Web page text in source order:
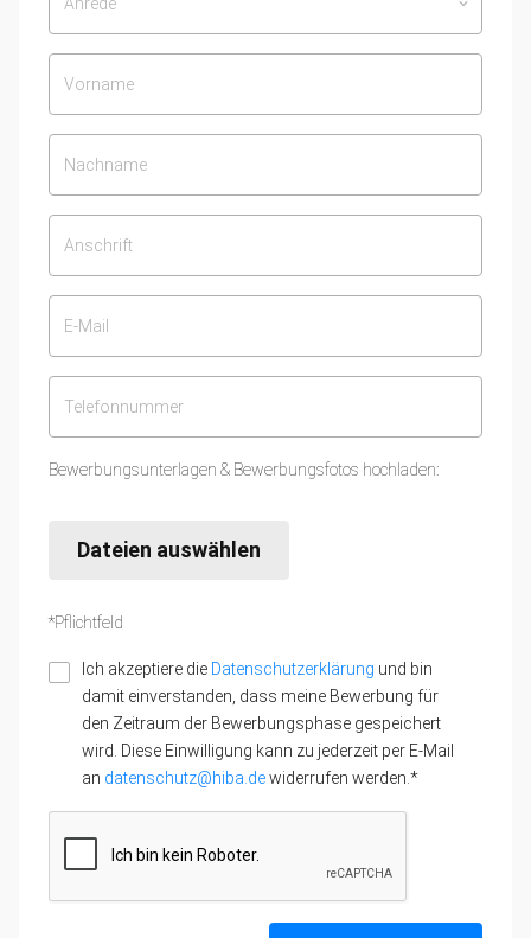
keyboard_arrow_down
Bewerbungsunterlagen & Bewerbungsfotos hochladen:
Dateien auswählen
*Pflichtfeld
Ich akzeptiere die Datenschutzerklärung und bin
damit einverstanden, dass meine Bewerbung für
den Zeitraum der Bewerbungsphase gespeichert
wird. Diese Einwilligung kann zu jederzeit per E-Mail
an datenschutz@hiba.dewiderrufen werden.*